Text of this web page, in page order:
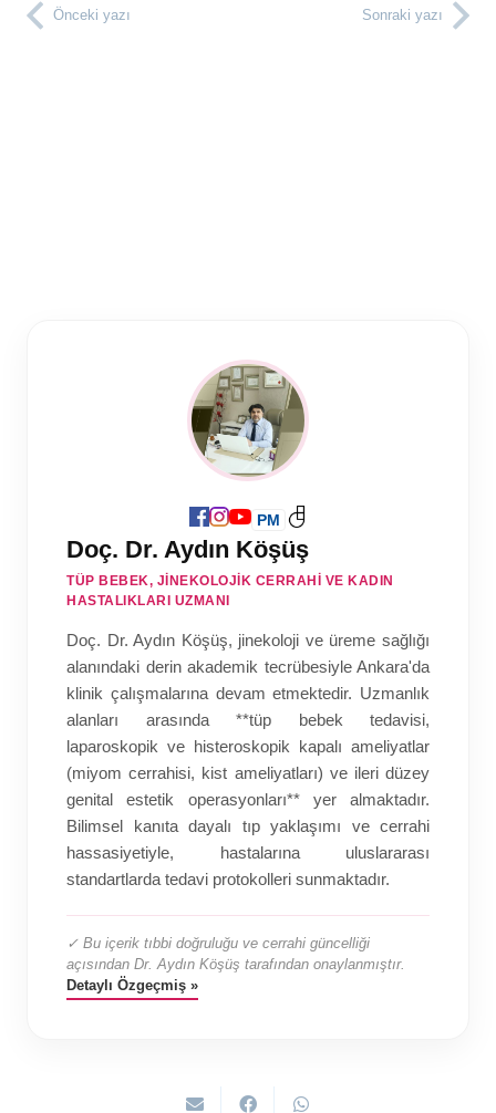
Önceki yazı Sonraki yazı
PM
Doç. Dr. Aydın Köşüş
TÜP BEBEK, JINEKOLOJIK CERRAHI VE KADIN
HASTALIKLARI UZMANI
Doç. Dr. Aydın Köşüş, jinekoloji ve üreme sağlığı
alanındaki derin akademik tecrübesiyle Ankara'da
klinik çalışmalarına devam etmektedir. Uzmanlık
alanları arasında **tüp bebek tedavisi,
laparoskopik ve histeroskopik kapalı ameliyatlar
(miyom cerrahisi, kist ameliyatları) ve ileri düzey
genital estetik operasyonları** yer almaktadır.
Bilimsel kanıta dayalı tıp yaklaşımı ve cerrahi
hassasiyetiyle, hastalarına uluslararası
standartlarda tedavi protokolleri sunmaktadır.
✓ Bu içerik tıbbi doğruluğu ve cerrahi güncelliği
açısından Dr. Aydın Köşüş tarafından onaylanmıştır.
Detaylı Özgeçmiş »